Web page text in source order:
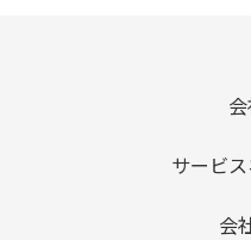
サービ
会